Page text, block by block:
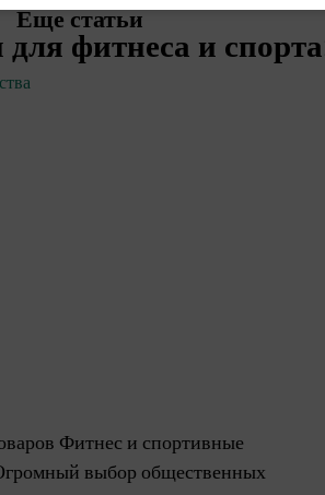
Еще статьи
фитнеса и спорта
Фитнес и спортивные
выбор общественных